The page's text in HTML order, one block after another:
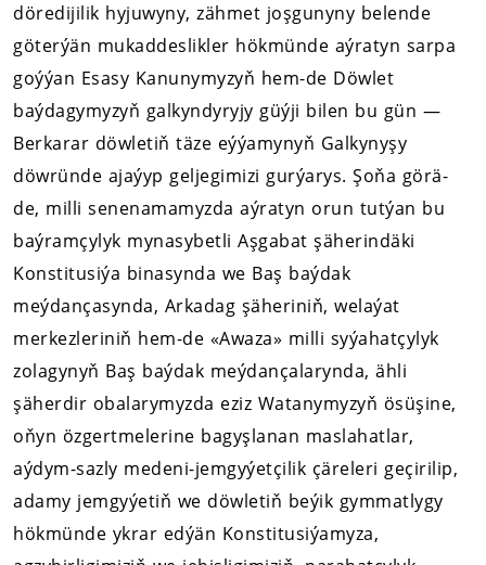
döredijilik hyjuwyny, zähmet joşgunyny belende
göterýän mukaddeslikler hökmünde aýratyn sarpa
goýýan Esasy Kanunymyzyň hem-de Döwlet
baýdagymyzyň galkyndyryjy güýji bilen bu gün —
Berkarar döwletiň täze eýýamynyň Galkynyşy
döwründe ajaýyp geljegimizi gurýarys. Şoňa görä-
de, milli senenamamyzda aýratyn orun tutýan bu
baýramçylyk mynasybetli Aşgabat şäherindäki
Konstitusiýa binasynda we Baş baýdak
meýdançasynda, Arkadag şäheriniň, welaýat
merkezleriniň hem-de «Awaza» milli syýahatçylyk
zolagynyň Baş baýdak meýdançalarynda, ähli
şäherdir obalarymyzda eziz Watanymyzyň ösüşine,
oňyn özgertmelerine bagyşlanan maslahatlar,
aýdym-sazly medeni-jemgyýetçilik çäreleri geçirilip,
adamy jemgyýetiň we döwletiň beýik gymmatlygy
hökmünde ykrar edýän Konstitusiýamyza,